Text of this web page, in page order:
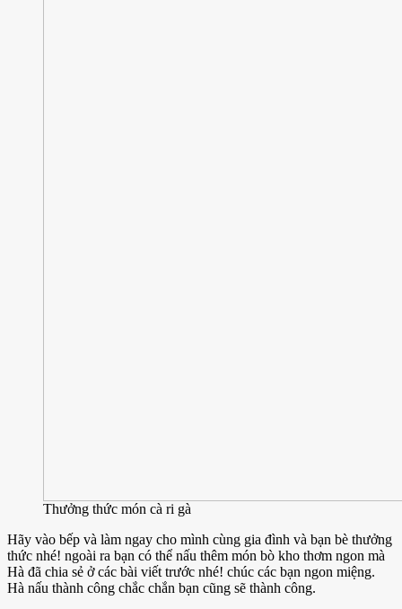
Thưởng thức món cà ri gà
Hãy vào bếp và làm ngay cho mình cùng gia đình và bạn bè thưởng
thức nhé! ngoài ra bạn có thể nấu thêm món bò kho thơm ngon mà
Hà đã chia sẻ ở các bài viết trước nhé! chúc các bạn ngon miệng.
Hà nấu thành công chắc chắn bạn cũng sẽ thành công.